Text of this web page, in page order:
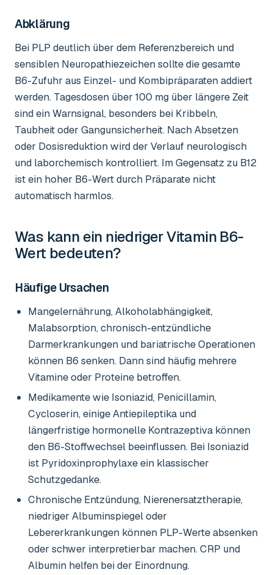
Abklärung
Bei PLP deutlich über dem Referenzbereich und
sensiblen Neuropathiezeichen sollte die gesamte
B6-Zufuhr aus Einzel- und Kombipräparaten addiert
werden. Tagesdosen über 100 mg über längere Zeit
sind ein Warnsignal, besonders bei Kribbeln,
Taubheit oder Gangunsicherheit. Nach Absetzen
oder Dosisreduktion wird der Verlauf neurologisch
und laborchemisch kontrolliert. Im Gegensatz zu B12
ist ein hoher B6-Wert durch Präparate nicht
automatisch harmlos.
Was kann ein niedrigerVitamin B6-
Wert bedeuten?
Häufige Ursachen
Mangelernährung, Alkoholabhängigkeit,
Malabsorption, chronisch-entzündliche
Darmerkrankungen und bariatrische Operationen
können B6 senken. Dann sind häufig mehrere
Vitamine oder Proteine betroffen.
Medikamente wie Isoniazid, Penicillamin,
Cycloserin, einige Antiepileptika und
längerfristige hormonelle Kontrazeptiva können
den B6-Stoffwechsel beeinflussen. Bei Isoniazid
ist Pyridoxinprophylaxe ein klassischer
Schutzgedanke.
Chronische Entzündung, Nierenersatztherapie,
niedriger Albuminspiegel oder
Lebererkrankungen können PLP-Werte absenken
oder schwer interpretierbar machen. CRP und
Albumin helfen bei der Einordnung.